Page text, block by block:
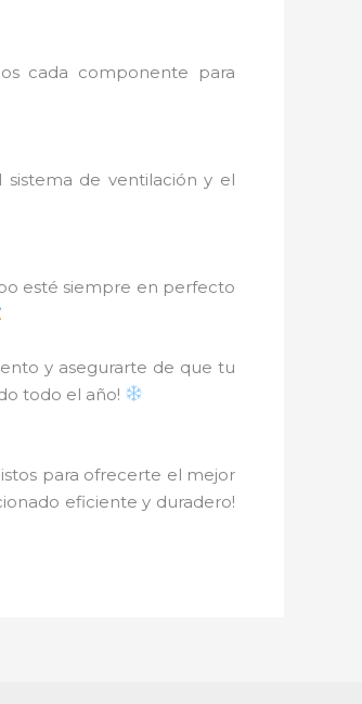
cada componente para
de ventilación y el
esté siempre en perfecto
y asegurarte de que tu
todo el año!
para ofrecerte el mejor
eficiente y duradero!